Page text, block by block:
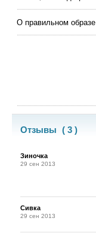
О правильном
Отзывы ( 3 )
Зиночка
29 сен 2013
Сивка
29 сен 2013